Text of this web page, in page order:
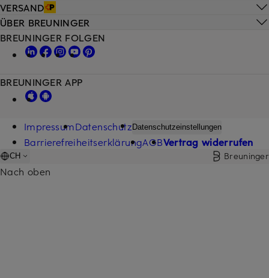
VERSAND
ÜBER BREUNINGER
BREUNINGER FOLGEN
BREUNINGER APP
ImpressumDatenschutzDatenschutzeinstellungen
BarrierefreiheitserklärungAGBVertrag widerrufen
CH Breuninger
Nach oben